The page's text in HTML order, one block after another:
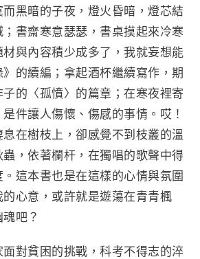
黑暗的子夜，燈火昏暗，燈芯結
書齋寒意瑟瑟，書桌摸起來冷寒
與內容積少成多了，我就妄想能
的續編；拿起酒杯繼續寫作，期
的〈孤憤〉的篇章；在寒夜裡寄
件讓人傷懷、傷感的事情。哎！
在樹枝上，卻感覺不到枝叢的溫
，依著欄杆，在獨唱的歌聲中得
這本書也是在這樣的心情與氛圍
心意，或許就是遊蕩在青青楓
吧？
對貧困的挑戰，科考不得志的淬